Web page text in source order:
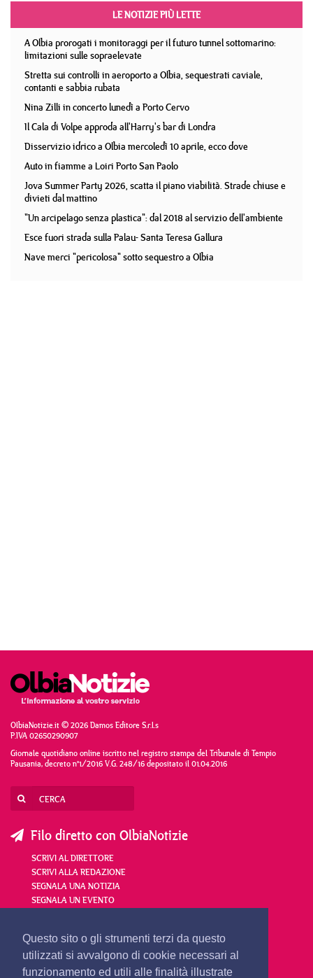
Questo sito o gli strumenti terzi da questo
utilizzati si avvalgono di cookie necessari al
funzionamento ed utili alle finalità illustrate
LE NOTIZIE PIÙ LETTE
A Olbia prorogati i monitoraggi per il futuro tunnel sottomarino:
limitazioni sulle sopraelevate
Stretta sui controlli in aeroporto a Olbia, sequestrati caviale,
contanti e sabbia rubata
Nina Zilli in concerto lunedì a Porto Cervo
Il Cala di Volpe approda all'Harry's bar di Londra
Disservizio idrico a Olbia mercoledì 10 aprile, ecco dove
Auto in fiamme a Loiri Porto San Paolo
Jova Summer Party 2026, scatta il piano viabilità. Strade chiuse e
divieti dal mattino
"Un arcipelago senza plastica": dal 2018 al servizio dell'ambiente
Esce fuori strada sulla Palau- Santa Teresa Gallura
Nave merci "pericolosa" sotto sequestro a Olbia
OlbiaNotizie.it © 2026 Damos Editore S.r.l.s
P.IVA 02650290907
Giornale quotidiano online iscritto nel registro stampa del Tribunale di Tempio
Pausania, decreto n°1/2016 V.G. 248/16 depositato il 01.04.2016
Filo diretto con OlbiaNotizie
SCRIVI AL DIRETTORE
SCRIVI ALLA REDAZIONE
SEGNALA UNA NOTIZIA
SEGNALA UN EVENTO
redazione@olbianotizie.it